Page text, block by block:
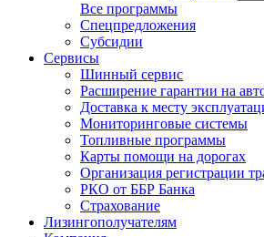
Все программы
Спецпредложения
Субсидии
Сервисы
Шинный сервис
Расширение гарантии на
Доставка к месту
Мониторинговые системы
Топливные программы
Карты помощи на дорогах
Организация регистрации
РКО от ББР Банка
Страхование
Лизингополучателям